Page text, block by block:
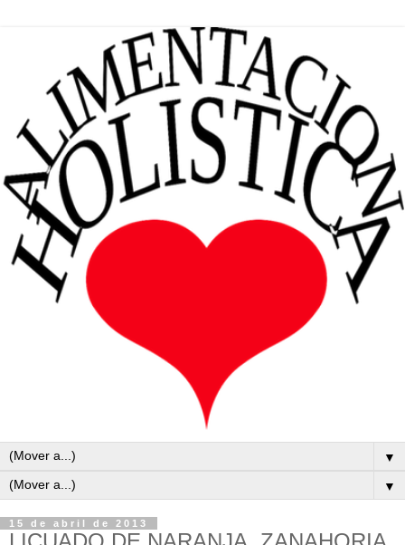
▼
▼
15 de abril de 2013